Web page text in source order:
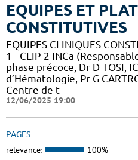
EQUIPES ET
CONSTITUTIVES
EQUIPES CLINIQUES
1 - CLIP-2 INCa
phase précoce, Dr D TOSI,
d’Hématologie, Pr G
Centre de t
12/06/2025 19:00
PAGES
relevance: 100%